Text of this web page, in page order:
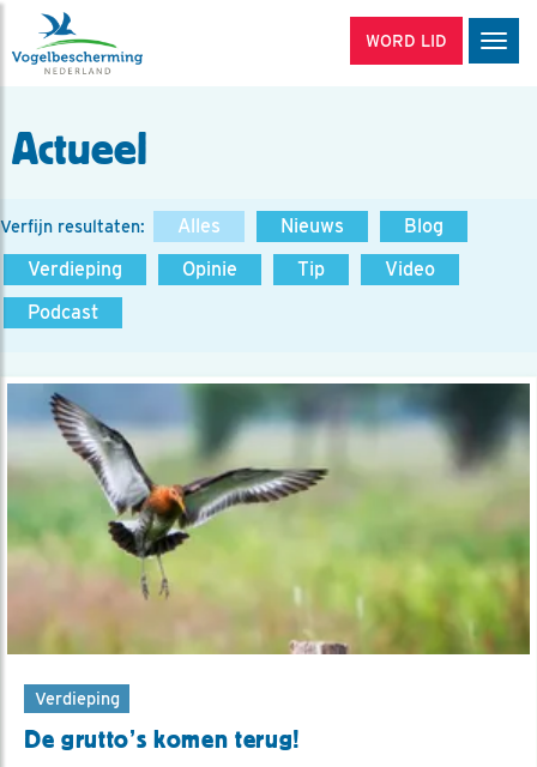
WORD LID
Actueel
Verfijn resultaten: Alles Nieuws
Blog
Verdieping
Opinie Tip
Video
Podcast
Verdieping
De grutto’s komen terug!